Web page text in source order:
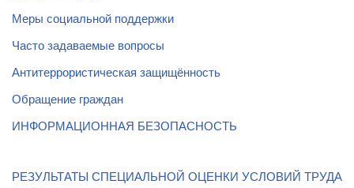
Меры социальной поддержки
Часто задаваемые вопросы
Антитеррористическая защищённость
Обращение граждан
ИНФОРМАЦИОННАЯ БЕЗОПАСНОСТЬ
РЕЗУЛЬТАТЫ СПЕЦИАЛЬНОЙ ОЦЕНКИ УСЛОВИЙ ТРУДА